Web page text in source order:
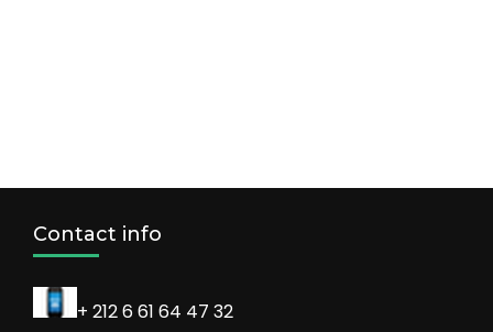
Contact info
+ 212 6 61 64 47 32